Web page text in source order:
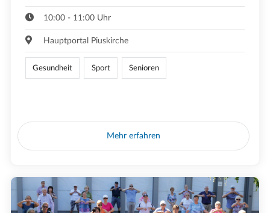
10:00 - 11:00 Uhr
Hauptportal Piuskirche
Gesundheit Sport Senioren
Mehr erfahren